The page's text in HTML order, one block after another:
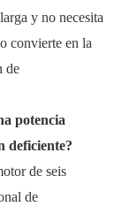
y no necesita
convierte en la
de
potencia
deficiente?
de seis
de